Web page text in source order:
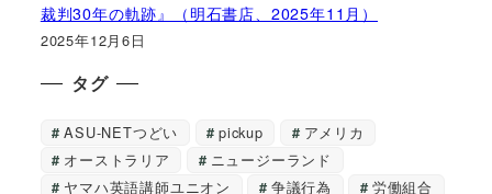
裁判30年の軌跡』（明石書店、2025年11月）
2025年12月6日
タグ
ASU-NETつどい pickup
アメリカ
オーストラリア
ニュージーランド
ヤマハ英語講師ユニオン
争議行為
労働組合